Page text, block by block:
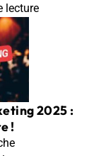
lecture
2025 :
!